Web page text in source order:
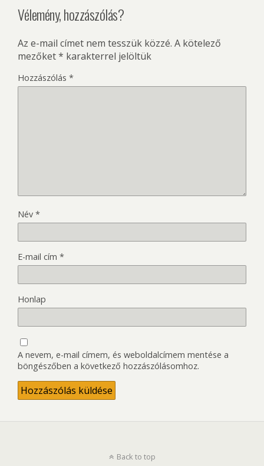
Vélemény, hozzászólás?
Az e-mail címet nem tesszük közzé. A kötelező
mezőket* karakterrel jelöltük
Hozzászólás *
Név *
E-mail cím *
Honlap
A nevem, e-mail címem, és weboldalcímem mentése a
böngészőben a következő hozzászólásomhoz.
Back to top